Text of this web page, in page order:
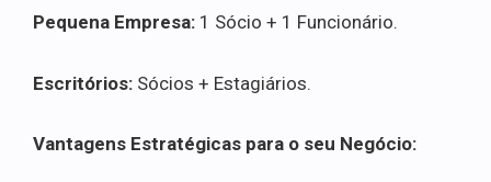
Pequena Empresa: 1 Sócio + 1 Funcionário.
Escritórios: Sócios + Estagiários.
Vantagens Estratégicas para o seu Negócio: